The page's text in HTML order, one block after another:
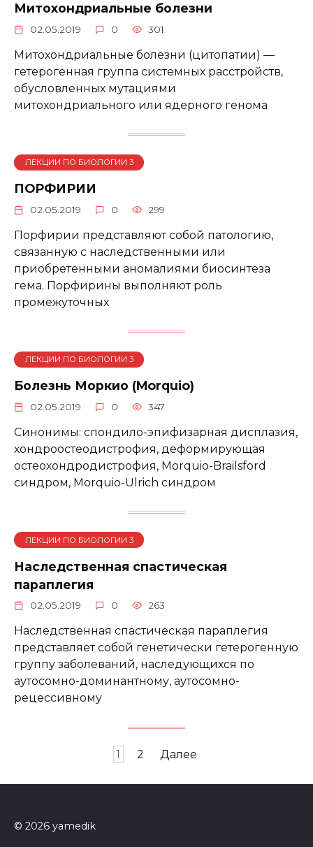
Митохондриальные болезни
02.05.2019 0 301
Митохондриальные болезни (цитопатии) —
гетерогенная группа системных расстройств,
обусловленных мутациями
митохондриального или ядерного генома
ЛЕКЦИИ ПО БИОЛОГИИ 3
ПОРФИРИИ
02.05.2019 0 299
Порфирии представляют собой патологию,
связанную с наследственными или
приобретенными аномалиями биосинтеза
гема. Порфирины выполняют роль
промежуточных
ЛЕКЦИИ ПО БИОЛОГИИ 3
Болезнь Моркио (Morquio)
02.05.2019 0 347
Синонимы: спондило-эпифизарная дисплазия,
хондроостеодистрофия, деформирующая
остеохондродистрофия, Morquio-Brailsford
синдром, Morquio-Ulrich синдром
ЛЕКЦИИ ПО БИОЛОГИИ 3
Наследственная спастическая
параплегия
02.05.2019 0 263
Наследственная спастическая параплегия
представляет собой генетически гетерогенную
группу заболеваний, наследующихся по
аутосомно-доминантному, аутосомно-
рецессивному
1 2 Далее
© 2026 yamedik